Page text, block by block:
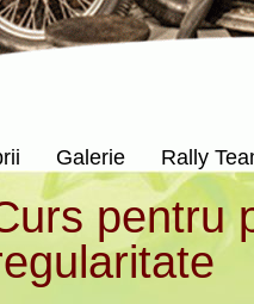
Galerie Rally
pentru